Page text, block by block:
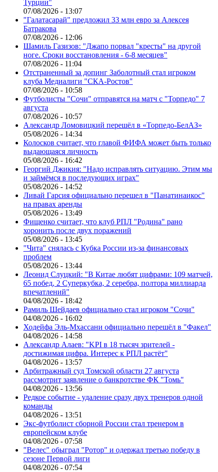
Турции"
07/08/2026 - 13:07
"Галатасарай" предложил 33 млн евро за Алексея
Батракова
07/08/2026 - 12:06
Шамиль Газизов: "Джапо порвал "кресты" на другой
ноге. Сроки восстановления - 6-8 месяцев"
07/08/2026 - 11:04
Отстраненный за допинг Заболотный стал игроком
клуба Медиалиги "СКА-Ростов"
07/08/2026 - 10:58
Футболисты "Сочи" отправятся на матч с "Торпедо" 7
августа
07/08/2026 - 10:57
Александр Ломовицкий перешёл в «Торпедо-БелАЗ»
05/08/2026 - 14:34
Колосков считает, что главой ФИФА может быть только
выдающаяся личность
05/08/2026 - 16:42
Георгий Джикия: "Надо исправлять ситуацию. Этим мы
и займёмся в последующих играх"
05/08/2026 - 14:52
Ливай Гарсия официально перешел в "Панатинаикос"
на правах аренды
05/08/2026 - 13:49
Фищенко считает, что клуб РПЛ "Родина" рано
хоронить после двух поражений
05/08/2026 - 13:45
"Чита" снялась с Кубка России из-за финансовых
проблем
05/08/2026 - 13:44
Леонид Слуцкий: "В Китае любят цифрами: 109 матчей,
65 побед, 2 Суперкубка, 2 серебра, полтора миллиарда
впечатлений"
04/08/2026 - 18:42
Рамиль Шейдаев официально стал игроком "Сочи"
04/08/2026 - 16:02
Ходейфа Эль-Мхассани официально перешёл в "Факел"
04/08/2026 - 14:58
Александр Алаев: "KPI в 18 тысяч зрителей -
достижимая цифра. Интерес к РПЛ растёт"
04/08/2026 - 13:57
Арбитражный суд Томской области 27 августа
рассмотрит заявление о банкротстве ФК "Томь"
04/08/2026 - 13:56
Редкое событие - удаление сразу двух тренеров одной
команды
04/08/2026 - 13:51
Экс-футболист сборной России стал тренером в
европейском клубе
04/08/2026 - 07:58
"Велес" обыграл "Ротор" и одержал третью победу в
сезоне Первой лиги
04/08/2026 - 07:54